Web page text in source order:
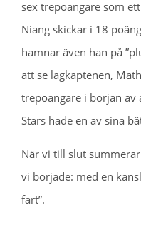
sex trepoängare som
Niang skickar i 18
hamnar även han på
att se lagkaptenen,
trepoängare i början av
Stars hade en av sina
När vi till slut
vi började: med en
fart”.